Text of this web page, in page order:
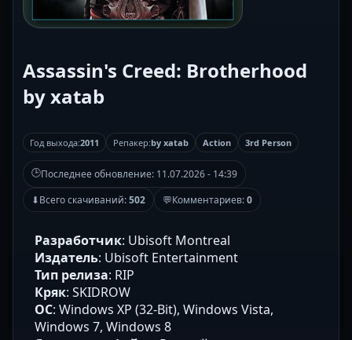
Assassin's Creed: Brotherhood
by xatab
Год выхода:2011 Репакер:by xatab Action 3rd Person
🕒Последнее обновление: 11.07.2026 - 14:39
⬇Всего скачиваний:502 💬Комментариев:0
Разработчик: Ubisoft Montreal
Издатель: Ubisoft Entertainment
Тип релиза: RIP
Кряк: SKIDROW
ОС: Windows XP (32-Bit), Windows Vista,
Windows 7, Windows 8